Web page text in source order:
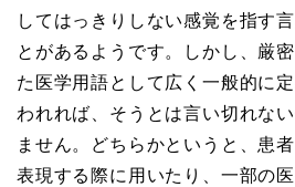
してはっきりしない感覚を指す
とがあるようです。しかし、厳
た医学用語として広く一般的に
われれば、そうとは言い切れな
ません。どちらかというと、患
表現する際に用いたり、一部の